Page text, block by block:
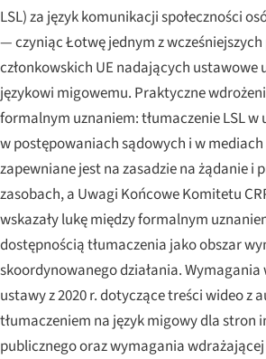
LSL) za język komunikacji społeczności
— czyniąc Łotwę jednym z
członkowskich UE nadających ustawowe
językowi migowemu. Praktyczne
formalnym uznaniem: tłumaczenie LSL w
w postępowaniach sądowych i w
zapewniane jest na zasadzie na żądanie i
zasobach, a Uwagi Końcowe Komitetu
wskazały lukę między formalnym
dostępnością tłumaczenia jako obszar
skoordynowanego działania. Wymagania
ustawy z 2020 r. dotyczące treści wideo z
tłumaczeniem na język migowy dla stron
publicznego oraz wymagania wdrażającej